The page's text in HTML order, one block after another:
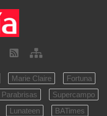
Marie Claire
Fortuna
Parabrisas
Supercampo
Lunateen BATimes